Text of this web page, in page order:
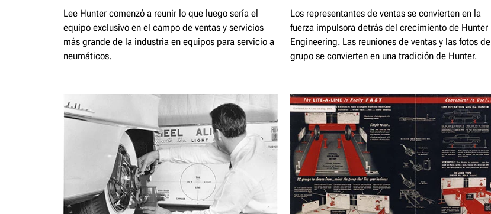
Lee Hunter comenzó a reunir lo que luego sería el
equipo exclusivo en el campo de ventas y servicios
más grande de la industria en equipos para servicio a
neumáticos.
Los representantes de ventas se convierten en la
fuerza impulsora detrás del crecimiento de Hunter
Engineering. Las reuniones de ventas y las fotos de
grupo se convierten en una tradición de Hunter.